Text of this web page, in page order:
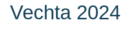
Vechta 2024